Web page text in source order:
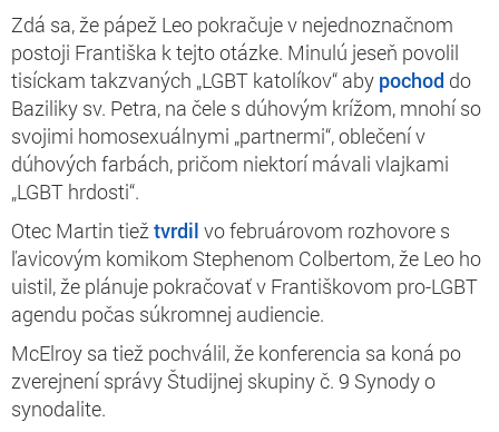
Zdá sa, že pápež Leo pokračuje v nejednoznačnom
postoji Františka k tejto otázke. Minulú jeseň povolil
tisíckam takzvaných „LGBT katolíkov“ aby pochod do
Baziliky sv. Petra, na čele s dúhovým krížom, mnohí so
svojimi homosexuálnymi „partnermi“, oblečení v
dúhových farbách, pričom niektorí mávali vlajkami
„LGBT hrdosti“.
Otec Martin tiežtvrdil vo februárovom rozhovore s
ľavicovým komikom Stephenom Colbertom, že Leo ho
uistil, že plánuje pokračovať v Františkovom pro-LGBT
agendu počas súkromnej audiencie.
McElroy sa tiež pochválil, že konferencia sa koná po
zverejnení správy Študijnej skupiny č. 9 Synody o
synodalite.